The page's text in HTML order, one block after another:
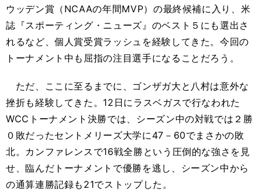
ウッデン賞（NCAAの年間MVP）の最終候補に入り、米
誌『スポーティング・ニューズ』のベスト５にも選出さ
れるなど、個人賞受賞ラッシュを経験してきた。今回の
トーナメント中も屈指の注目選手になることだろう。
ただ、ここに至るまでに、ゴンザガ大と八村は意外な
挫折も経験してきた。12日にラスベガスで行なわれた
WCCトーナメント決勝では、シーズン中の対戦では２勝
０敗だったセントメリーズ大学に47－60でまさかの敗
北。カンファレンスで16戦全勝という圧倒的な強さを見
せ、臨んだトーナメントで優勝を逃し、シーズン中から
の通算連勝記録も21でストップした。